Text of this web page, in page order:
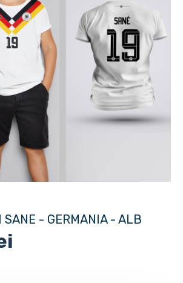
SANE - GERMANIA - ALB